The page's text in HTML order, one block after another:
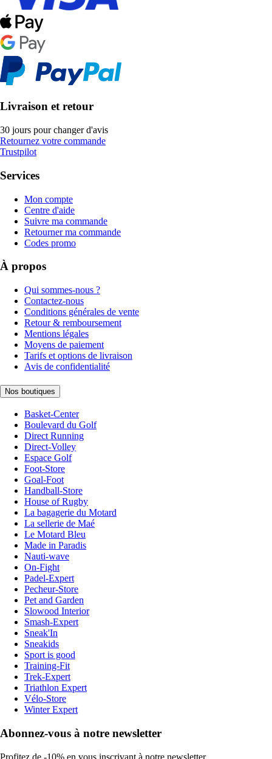
Livraison et retour
30 jours pour changer d'avis
Retournez votre commande
Trustpilot
Services
Mon compte
Centre d'aide
Suivre ma commande
Retourner ma commande
Codes promo
À propos
Qui sommes-nous ?
Contactez-nous
Conditions générales de vente
Retour & remboursement
Mentions légales
Moyens de paiement
Tarifs et options de livraison
Avis de confidentialité
Nos boutiques
Basket-Center
Boulevard du Golf
Direct Running
Direct-Volley
Espace Golf
Foot-Store
Goal-Foot
Handball-Store
House of Rugby
La bagagerie du Motard
La sellerie de Maé
Le Motard Bleu
Made in Paradis
Nauti-wave
On-Fight
Padel-Expert
Pecheur-Store
Pet and Garden
Slowood Interior
Smash-Expert
Sneak'In
Sneakids
Sport is good
Training-Fit
Trek-Expert
Triathlon Expert
Vélo-Store
Winter Expert
Abonnez-vous à notre newsletter
Profitez de -10% en vous inscrivant à notre newsletter